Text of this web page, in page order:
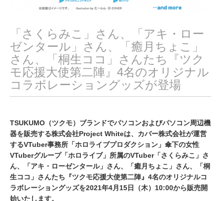
「さくらみこ」さん、「アキ・ロー
ゼンタール」さん、「癒月ちょこ」
さん、「桐生ココ」さんたち『ツク
モ応援大使第二陣』4名のオリジナル
コラボレーショングッズが登場
TSUKUMO（ツクモ）ブランドでパソコンおよびパソコン周辺機
器を販売する株式会社Project Whiteは、カバー株式会社が運営
するVTuber事務所「ホロライブプロダクション」傘下の女性
VTuberグループ「ホロライブ」所属のVTuber「さくらみこ」さ
ん、「アキ・ローゼンタール」さん、「癒月ちょこ」さん、「桐
生ココ」さんたち『ツクモ応援大使第二陣』4名のオリジナルコ
ラボレーショングッズを2021年4月15日（木）10:00から販売開
始いたします。